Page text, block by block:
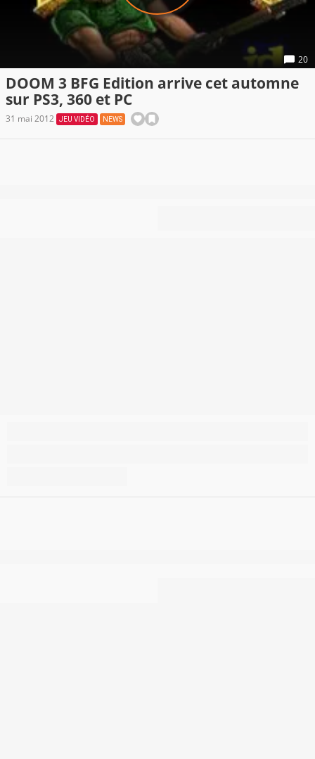
20
DOOM 3 BFG Edition arrive cet automne
sur PS3, 360 et PC
31 mai 2012 JEU VIDÉO NEWS